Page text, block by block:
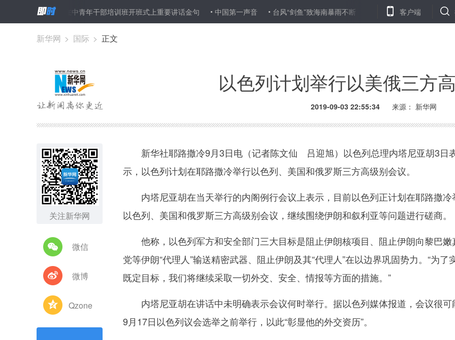
习近平在中青年干部培训班开班式上重要讲话金句 中国第一声音 台风“剑鱼”致海南暴雨不断 中俄媒体合作交流进入新时代
客户端
新华网 > 国际 > 正文
以色列计划举行以美俄三方
2019-09-03 22:55:34 来源： 新华网
关注新华网
微信
微博
Qzone
新华社耶路撒冷9月3日电（记者陈文仙 吕迎旭）以色列总理内塔尼亚胡3日
示，以色列计划在耶路撒冷举行以色列、美国和俄罗斯三方高级别会议。
内塔尼亚胡在当天举行的内阁例行会议上表示，目前以色列正计划在耶路撒冷
以色列、美国和俄罗斯三方高级别会议，继续围绕伊朗和叙利亚等问题进行磋商。
他称，以色列军方和安全部门三大目标是阻止伊朗核项目、阻止伊朗向黎巴嫩
党等伊朗“代理人”输送精密武器、阻止伊朗及其“代理人”在以边界巩固势力。“为了
既定目标，我们将继续采取一切外交、安全、情报等方面的措施。”
内塔尼亚胡在讲话中未明确表示会议何时举行。据以色列媒体报道，会议很可
9月17日以色列议会选举之前举行，以此“彰显他的外交资历”。